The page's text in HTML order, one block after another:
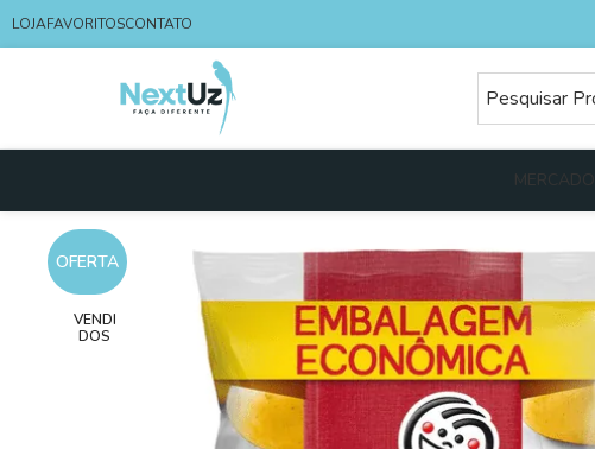
LOJAFAVORITOSCONTATO
MERCADO
OFERTA
VENDI
DOS